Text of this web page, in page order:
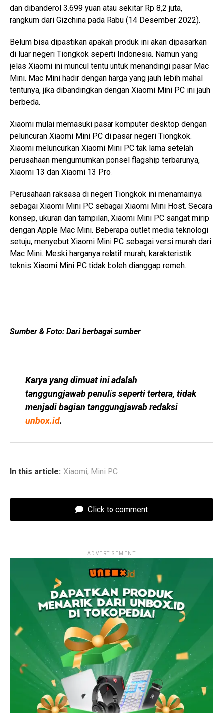
dan dibanderol 3.699 yuan atau sekitar Rp 8,2 juta,
rangkum dari Gizchina pada Rabu (14 Desember 2022).
Belum bisa dipastikan apakah produk ini akan dipasarkan
di luar negeri Tiongkok seperti Indonesia. Namun yang
jelas Xiaomi ini muncul tentu untuk menandingi pasar Mac
Mini. Mac Mini hadir dengan harga yang jauh lebih mahal
tentunya, jika dibandingkan dengan Xiaomi Mini PC ini jauh
berbeda.
Xiaomi mulai memasuki pasar komputer desktop dengan
peluncuran Xiaomi Mini PC di pasar negeri Tiongkok.
Xiaomi meluncurkan Xiaomi Mini PC tak lama setelah
perusahaan mengumumkan ponsel flagship terbarunya,
Xiaomi 13 dan Xiaomi 13 Pro.
Perusahaan raksasa di negeri Tiongkok ini menamainya
sebagai Xiaomi Mini PC sebagai Xiaomi Mini Host. Secara
konsep, ukuran dan tampilan, Xiaomi Mini PC sangat mirip
dengan Apple Mac Mini. Beberapa outlet media teknologi
setuju, menyebut Xiaomi Mini PC sebagai versi murah dari
Mac Mini. Meski harganya relatif murah, karakteristik
teknis Xiaomi Mini PC tidak boleh dianggap remeh.
Sumber & Foto: Dari berbagai sumber
Karya yang dimuat ini adalah
tanggungjawab penulis seperti tertera, tidak
unbox.id.
In this article: Xiaomi, Mini PC
Click to comment
ADVERTISEMENT